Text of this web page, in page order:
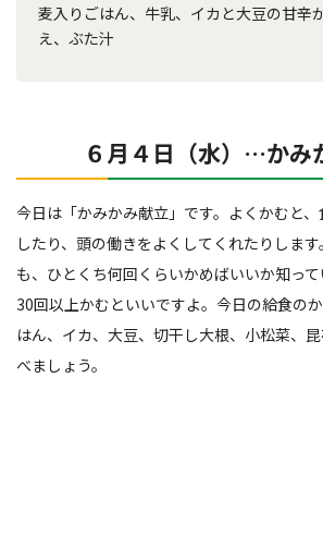
麦入りごはん、牛乳、イカと大豆の甘辛
え、ぶた汁
６月４日（水）…かみ
今日は「かみかみ献立」です。よくかむと
したり、頭の働きをよくしてくれたりしま
も、ひとくち何回くらいかめばいいか知っ
30回以上かむといいですよ。今日の給食の
はん、イカ、大豆、切干し大根、小松菜、
べましょう。